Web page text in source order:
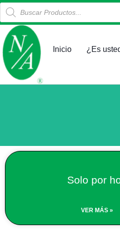
al
contenido
Products
search
Inicio ¿Es
Solo por
VER MÁS »